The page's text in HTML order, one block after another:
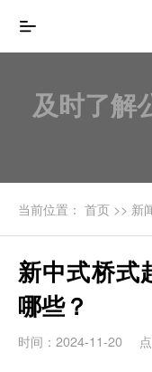
及时了解
当前位置： 首页>> 新
新中式桥式
哪些？
时间：2024-11-20